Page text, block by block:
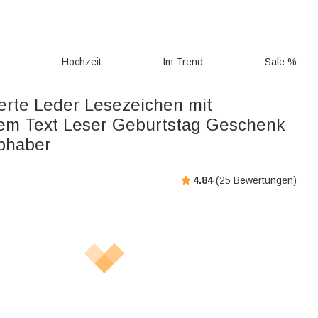
Hochzeit Im Trend Sale %
Leder Lesezeichen mit
Text Leser Geburtstag Geschenk
4.84 (25 Bewertungen)